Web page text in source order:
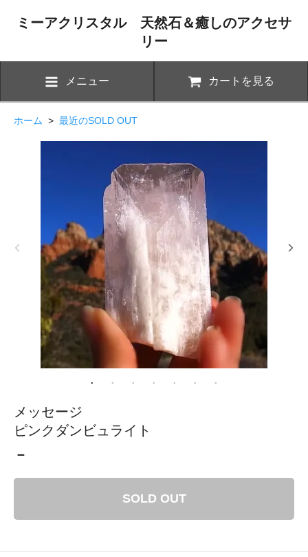
ミーアクリスタル 天然石＆癒しのアクセサ
リー
メニュー カートを見る
ホーム > 最近のSOLD OUT
メッセージ
ピンクダンビュライト
－
SOLD OUT